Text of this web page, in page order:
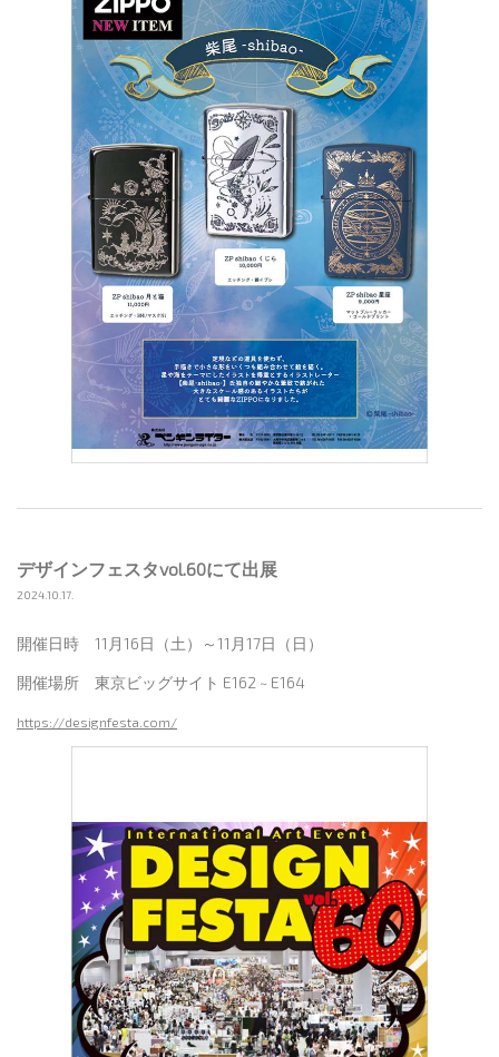
デザインフェスタvol.60にて出展
2024.10.17.
開催日時 11月16日（土）～11月17日（日）
開催場所 東京ビッグサイト E162 ~ E164
https://designfesta.com/